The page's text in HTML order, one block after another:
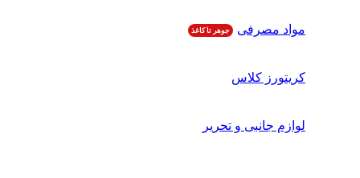
مواد مصرفی جوهر تا کاغذ
کریتورز کلاس
لوازم جانبی و تحریر